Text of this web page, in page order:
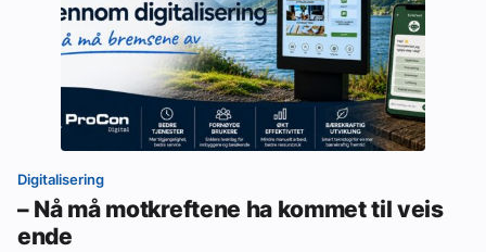
Digitalisering
– Nå må motkreftene ha kommet til veis
ende